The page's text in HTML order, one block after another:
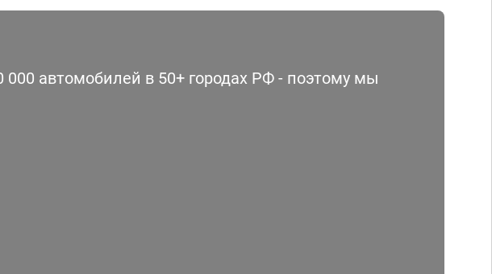
автомобилей в 50+ городах РФ - поэтому мы